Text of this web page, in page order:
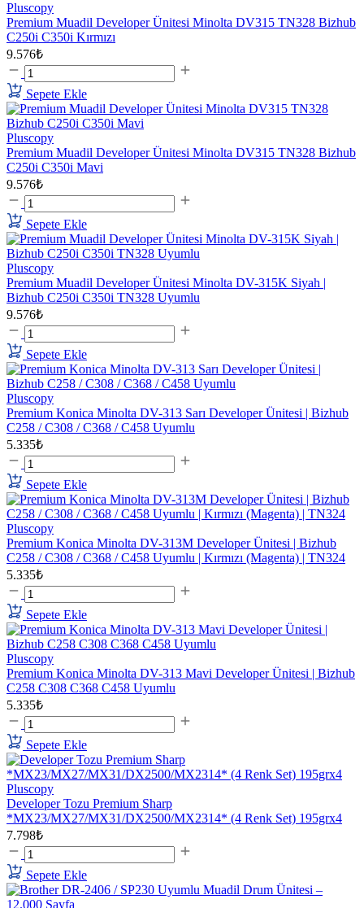
Pluscopy
Premium Muadil Developer Ünitesi Minolta DV315 TN328 Bizhub
C250i C350i Kırmızı
9.576₺
Sepete Ekle
Pluscopy
Premium Muadil Developer Ünitesi Minolta DV315 TN328 Bizhub
C250i C350i Mavi
9.576₺
Sepete Ekle
Pluscopy
Premium Muadil Developer Ünitesi Minolta DV-315K Siyah |
Bizhub C250i C350i TN328 Uyumlu
9.576₺
Sepete Ekle
Pluscopy
Premium Konica Minolta DV-313 Sarı Developer Ünitesi | Bizhub
C258 / C308 / C368 / C458 Uyumlu
5.335₺
Sepete Ekle
Pluscopy
Premium Konica Minolta DV-313M Developer Ünitesi | Bizhub
C258 / C308 / C368 / C458 Uyumlu | Kırmızı (Magenta) | TN324
5.335₺
Sepete Ekle
Pluscopy
Premium Konica Minolta DV-313 Mavi Developer Ünitesi | Bizhub
C258 C308 C368 C458 Uyumlu
5.335₺
Sepete Ekle
Pluscopy
Developer Tozu Premium Sharp
*MX23/MX27/MX31/DX2500/MX2314* (4 Renk Set) 195grx4
7.798₺
Sepete Ekle